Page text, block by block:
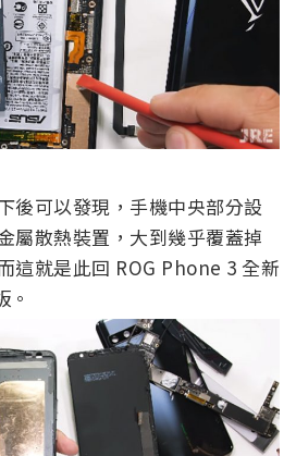
後可以發現，手機中央部分設
屬散熱裝置，大到幾乎覆蓋掉
這就是此回 ROG Phone 3 全新